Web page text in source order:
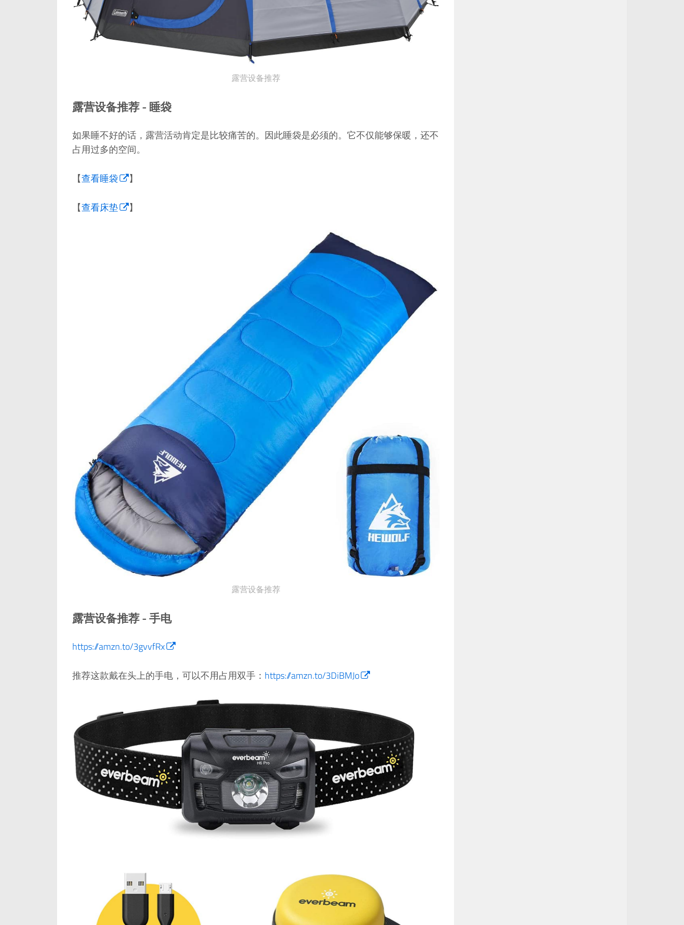
露营设备推荐
露营设备推荐 - 睡袋
如果睡不好的话，露营活动肯定是比较痛苦的。因此睡袋是必须的。它不仅能够保暖，还不
占用过多的空间。
【查看睡袋 】
【查看床垫 】
露营设备推荐
露营设备推荐 - 手电
https://amzn.to/3gvvfRx
推荐这款戴在头上的手电，可以不用占用双手： https://amzn.to/3DiBMJo